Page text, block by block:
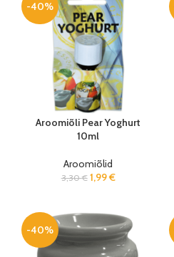
-40%
Aroomiõli Pear Yoghurt
10ml
Aroomiõlid
3,30€ 1,99€
-40%